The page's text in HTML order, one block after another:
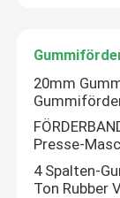
20mm
Presse-
4 Spalten-
Ton Rubber